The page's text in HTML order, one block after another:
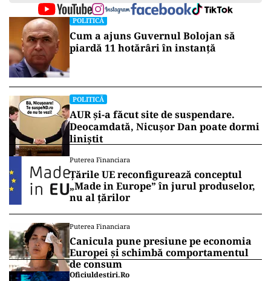
POLITICĂ
Cum a ajuns Guvernul Bolojan să
piardă 11 hotărâri în instanță
POLITICĂ
AUR și-a făcut site de suspendare.
Deocamdată, Nicușor Dan poate dormi
liniștit
Puterea Financiara
Țările UE reconfigurează conceptul
„Made in Europe” în jurul produselor,
nu al țărilor
Puterea Financiara
Canicula pune presiune pe economia
Europei și schimbă comportamentul
de consum
Oficiuldestiri.ro